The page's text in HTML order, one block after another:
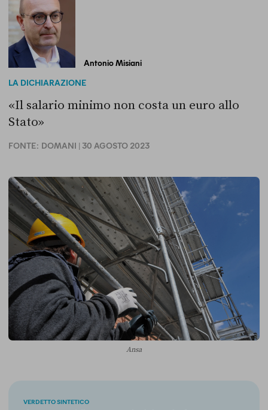
Antonio Misiani
LA DICHIARAZIONE
«Il salario minimo non costa un euro allo
Stato»
FONTE: DOMANI | 30 AGOSTO 2023
Ansa
VERDETTO SINTETICO